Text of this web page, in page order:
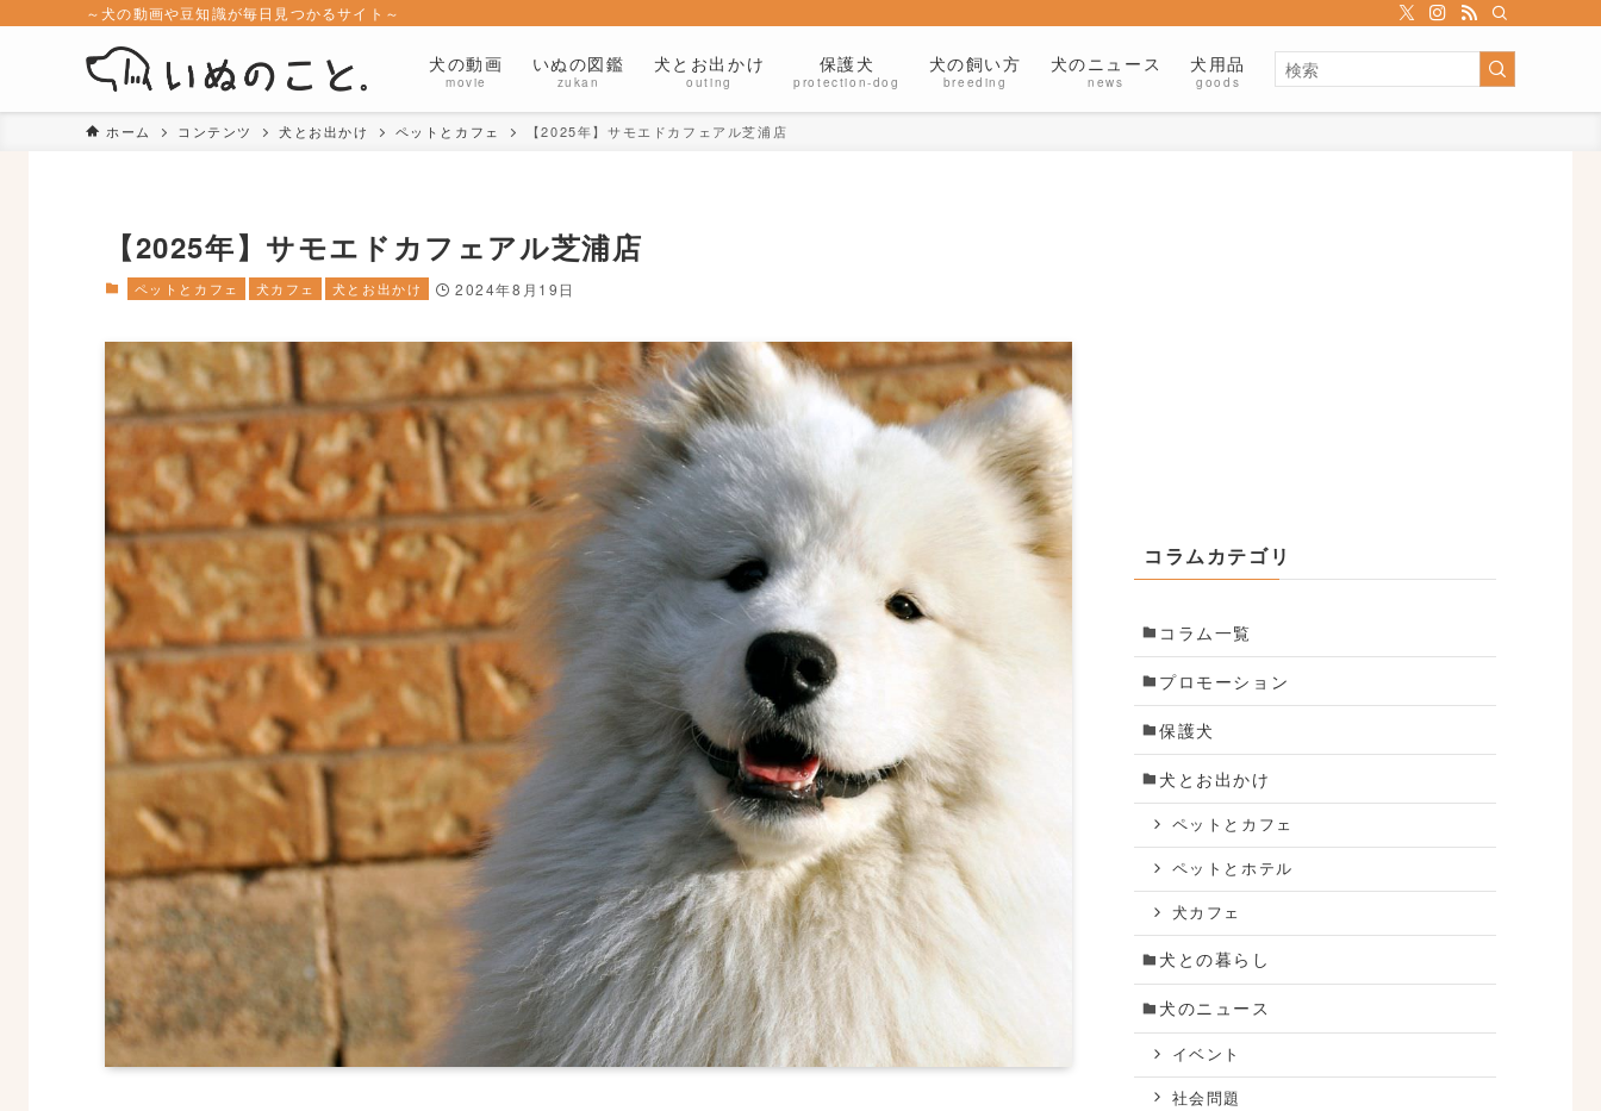
～犬の動画や豆知識が毎日見つかるサイト～
犬の動画
movie
いぬの図鑑
zukan
犬とお出かけ
outing
保護犬
protection-dog
犬の飼い方
breeding
犬のニュース
news
犬用品
goods
ホーム コンテンツ 犬とお出かけ ペットとカフェ 【2025年】サモエドカフェアル芝浦店
【2025年】サモエドカフェアル芝浦店
ペットとカフェ 犬カフェ 犬とお出かけ 2024年8月19日
コラムカテゴリ
コラム一覧
プロモーション
保護犬
犬とお出かけ
ペットとカフェ
ペットとホテル
犬カフェ
犬との暮らし
犬のニュース
イベント
社会問題